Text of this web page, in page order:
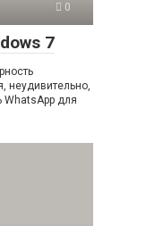
0
7
неудивительно,
WhatsApp для